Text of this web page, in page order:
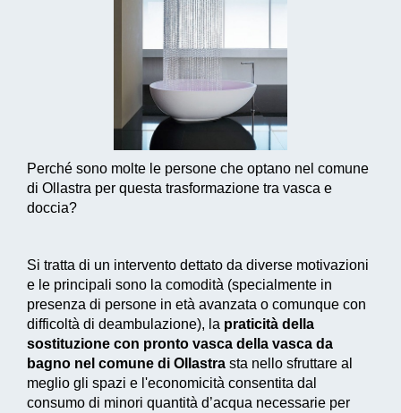
Perché sono molte le persone che optano nel comune
di Ollastra per questa trasformazione tra vasca e
doccia?
Si tratta di un intervento dettato da diverse motivazioni
e le principali sono la comodità (specialmente in
presenza di persone in età avanzata o comunque con
difficoltà di deambulazione), la praticità della
sostituzione con pronto vasca della vasca da
bagno nel comune di Ollastra sta nello sfruttare al
meglio gli spazi e l'economicità consentita dal
consumo di minori quantità d’acqua necessarie per